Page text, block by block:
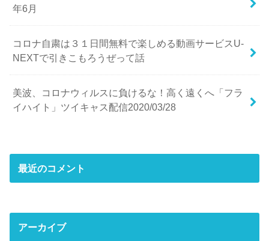
年6月
コロナ自粛は３１日間無料で楽しめる動画サービスU-
NEXTで引きこもろうぜって話
美波、コロナウィルスに負けるな！高く遠くへ「フラ
イハイト」ツイキャス配信2020/03/28
最近のコメント
アーカイブ